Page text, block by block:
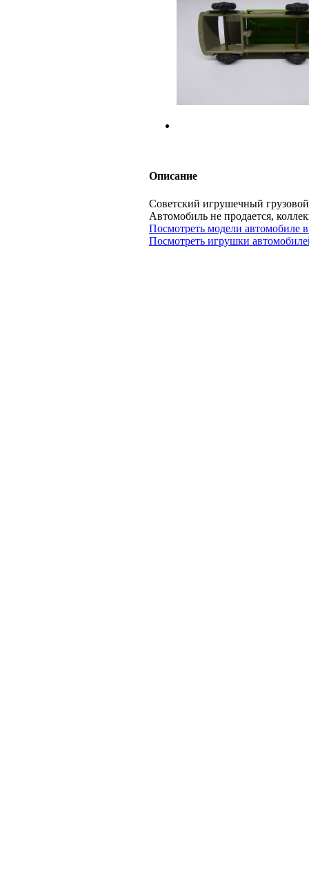
Описание
Советский игрушечный
Автомобиль не продается,
Посмотреть модели автомобиле
Посмотреть игрушки